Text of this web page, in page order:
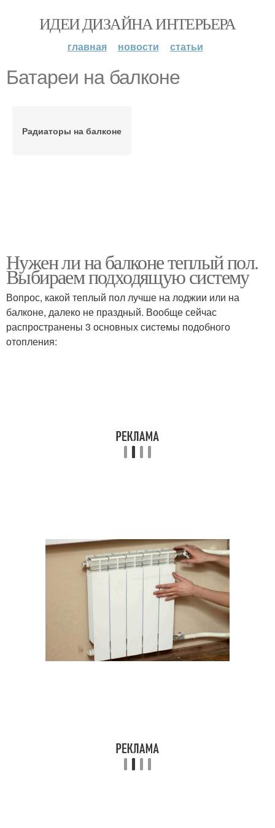
ИДЕИ ДИЗАЙНА ИНТЕРЬЕРА
главная новости статьи
Батареи на балконе
Радиаторы на балконе
Нужен ли на балконе теплый пол.
Выбираем подходящую систему
Вопрос, какой теплый пол лучше на лоджии или на
балконе, далеко не праздный. Вообще сейчас
распространены 3 основных системы подобного
отопления: